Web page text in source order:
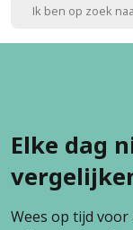
Elke dag
Wees op tijd